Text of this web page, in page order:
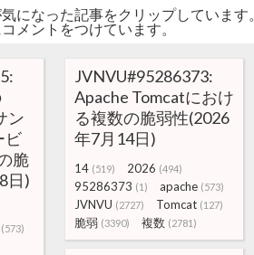
になった記事をクリップしていま
メントをつけています。
ン
ビ
脆
日)
(573)
JVNVU#95286373:
Apache Tomcatにおけ
る複数の脆弱性(2026
年7月14日)
14 (519) 2026 (494)
95286373 (1) apache (573)
JVNVU (2727) Tomcat (127)
脆弱 (3390) 複数 (2781)